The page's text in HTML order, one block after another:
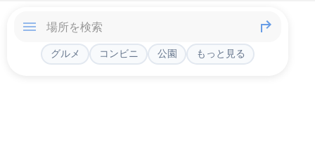
グルメ コンビニ 公園 もっと見る